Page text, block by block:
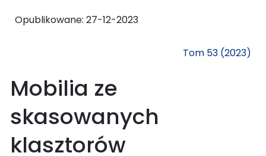
Opublikowane: 27-12-2023
Tom 53 (2023)
Mobilia ze
skasowanych
klasztorów